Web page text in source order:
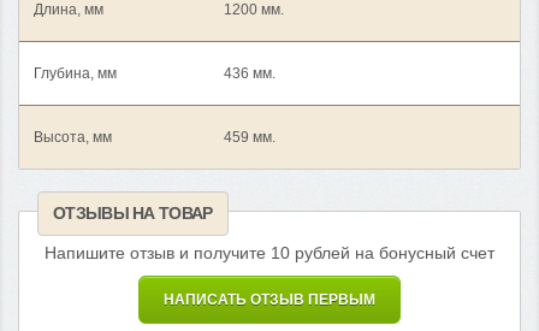
Длина, мм 1200 мм.
Глубина, мм 436 мм.
Высота, мм 459 мм.
ОТЗЫВЫ НА ТОВАР
Напишите отзыв и получите 10 рублей на бонусный счет
НАПИСАТЬ ОТЗЫВ ПЕРВЫМ